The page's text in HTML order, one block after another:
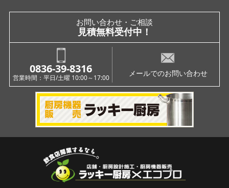
お問い合わせ・ご相談
見積無料受付中！
0836-39-8316
営業時間：平日/土曜 10:00～17:00 メールでのお問い合わせ